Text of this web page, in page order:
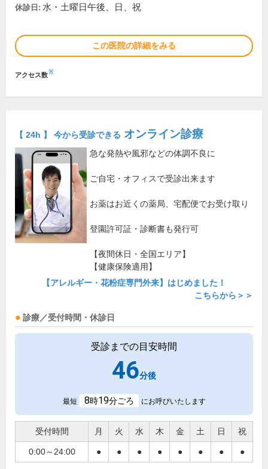
休診日: 水・土曜日午後、日、祝
この医院の詳細をみる
アクセス数※
【 24h 】 今から受診できる オンライン診療
急な発熱や風邪などの体調不良に
ご自宅・オフィスで受診出来ます
お薬はお近くの薬局、宅配便でお受け取り
登園許可証・診断書も発行可
【夜間休日・全国エリア】
【健康保険適用】
【アレルギー・花粉症専門外来】はじめました！
こちらから＞＞
診療／受付時間・休診日
受診までの目安時間
46分後
最短 8時19分ごろ にお呼びいたします
受付時間 月 火 水 木 金 土 日 祝
0:00～24:00 ● ● ● ● ● ● ● ●